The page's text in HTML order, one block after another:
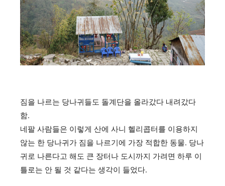
짐을 나르는 당나귀들도 돌계단을 올라갔다 내려갔다
함.
네팔 사람들은 이렇게 산에 사니 헬리콥터를 이용하지
않는 한 당나귀가 짐을 나르기에 가장 적합한 동물. 당나
귀로 나른다고 해도 큰 장터나 도시까지 가려면 하루 이
틀로는 안 될 것 같다는 생각이 들었다.